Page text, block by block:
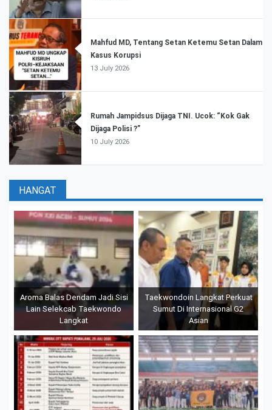
Mahfud MD, Tentang Setan Ketemu Setan Dalam
Kasus Korupsi
13 July 2026
Rumah Jampidsus Dijaga TNI. Ucok: “Kok Gak
Dijaga Polisi ?”
10 July 2026
HANGAT
Aroma Balas Dendam Jadi Sisi
Lain Selekcab Taekwondo
Langkat
Taekwondoin Langkat Perkuat
Sumut Di Internasional G2
Asian